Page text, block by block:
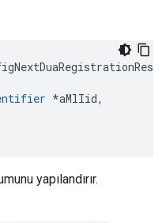
*aMlIid,
yapılandırır.